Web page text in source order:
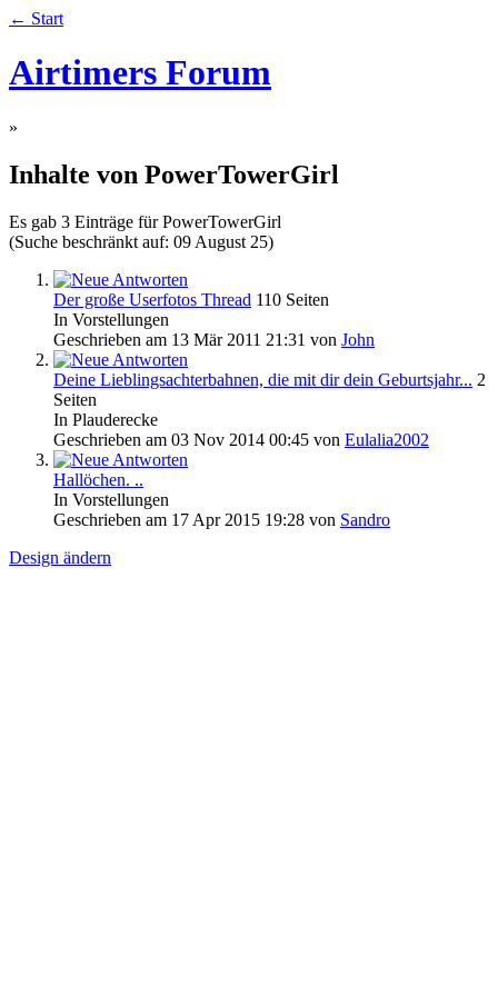
← Start
Airtimers Forum
»
Inhalte von PowerTowerGirl
Es gab 3 Einträge für PowerTowerGirl
(Suche beschränkt auf: 09 August 25)
Der große Userfotos Thread 110 Seiten
In Vorstellungen
Geschrieben am 13 Mär 2011 21:31 von John
Deine Lieblingsachterbahnen, die mit dir dein Geburtsjahr... 2
Seiten
In Plauderecke
Geschrieben am 03 Nov 2014 00:45 von Eulalia2002
Hallöchen. ..
In Vorstellungen
Geschrieben am 17 Apr 2015 19:28 von Sandro
Design ändern